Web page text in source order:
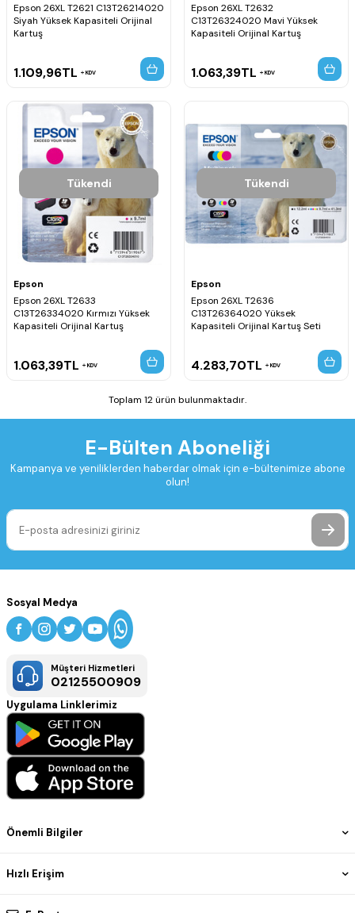
Epson 26XL T2621 C13T26214020
Siyah Yüksek Kapasiteli Orijinal
Kartuş
1.109,96TL KDV
Epson 26XL T2632
C13T26324020 Mavi Yüksek
Kapasiteli Orijinal Kartuş
1.063,39TL KDV
Tükendi
Epson
Epson 26XL T2633
C13T26334020 Kırmızı Yüksek
Kapasiteli Orijinal Kartuş
1.063,39TL KDV
Tükendi
Epson
Epson 26XL T2636
C13T26364020 Yüksek
Kapasiteli Orijinal Kartuş Seti
4.283,70TL KDV
Toplam 12 ürün bulunmaktadır.
E-Bülten Aboneliği
Kampanya ve yeniliklerden haberdar olmak için e-bültenimize abone
olun!
Önemli Bilgiler
Hızlı Erişim
Sosyal Medya
Müşteri Hizmetleri
02125500909
Uygulama Linklerimiz